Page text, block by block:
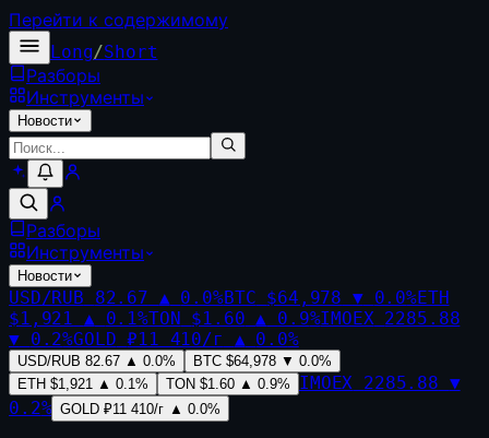
Перейти к содержимому
Long/Short
Разборы
Инструменты
Новости
Разборы
Инструменты
Новости
USD/RUB 82.67 ▲ 0.0%BTC $64,978 ▼ 0.0%ETH
$1,921 ▲ 0.1%TON $1.60 ▲ 0.9%IMOEX 2285.88
▼ 0.2%GOLD ₽11 410/г ▲ 0.0%
USD/RUB 82.67 ▲ 0.0% BTC $64,978 ▼ 0.0%
ETH $1,921 ▲ 0.1% TON $1.60 ▲ 0.9% IMOEX 2285.88 ▼
0.2% GOLD ₽11 410/г ▲ 0.0%